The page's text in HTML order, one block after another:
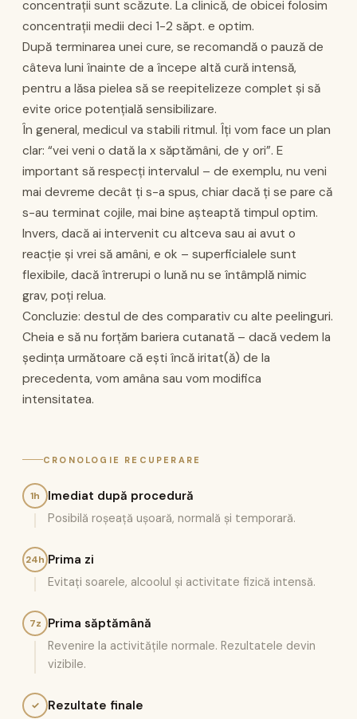
concentrații sunt scăzute. La clinică, de obicei folosim
concentrații medii deci 1-2 săpt. e optim.
După terminarea unei cure, se recomandă o pauză de
câteva luni înainte de a începe altă cură intensă,
pentru a lăsa pielea să se reepitelizeze complet și să
evite orice potențială sensibilizare.
În general, medicul va stabili ritmul. Îți vom face un plan
clar: “vei veni o dată la x săptămâni, de y ori”. E
important să respecți intervalul – de exemplu, nu veni
mai devreme decât ți s-a spus, chiar dacă ți se pare că
s-au terminat cojile, mai bine așteaptă timpul optim.
Invers, dacă ai intervenit cu altceva sau ai avut o
reacție și vrei să amâni, e ok – superficialele sunt
flexibile, dacă întrerupi o lună nu se întâmplă nimic
grav, poți relua.
Concluzie: destul de des comparativ cu alte peelinguri.
Cheia e să nu forțăm bariera cutanată – dacă vedem la
ședința următoare că ești încă iritat(ă) de la
precedenta, vom amâna sau vom modifica
intensitatea.
CRONOLOGIE RECUPERARE
1h Imediat după procedură
Posibilă roșeață ușoară, normală și temporară.
24h Prima zi
Evitați soarele, alcoolul și activitate fizică intensă.
7z Prima săptămână
Revenire la activitățile normale. Rezultatele devin
vizibile.
✓ Rezultate finale